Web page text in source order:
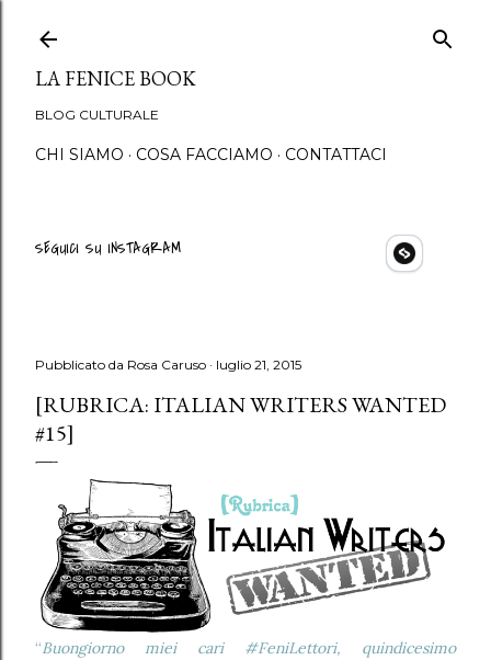
Passa ai contenuti
LA FENICE BOOK
BLOG CULTURALE
CHI SIAMO COSA FACCIAMO CONTATTACI
SEGUICI SU INSTAGRAM
Pubblicato da Rosa Caruso luglio 21, 2015
[RUBRICA: ITALIAN WRITERS WANTED
#15]
“Buongiorno miei cari #FeniLettori, quindicesimo